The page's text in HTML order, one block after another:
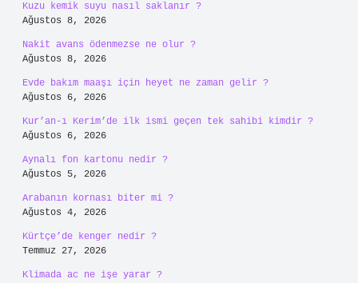
Kuzu kemik suyu nasıl saklanır ?
Ağustos 8, 2026
Nakit avans ödenmezse ne olur ?
Ağustos 8, 2026
Evde bakım maaşı için heyet ne zaman gelir ?
Ağustos 6, 2026
Kur’an-ı Kerim’de ilk ismi geçen tek sahibi kimdir ?
Ağustos 6, 2026
Aynalı fon kartonu nedir ?
Ağustos 5, 2026
Arabanın kornası biter mi ?
Ağustos 4, 2026
Kürtçe’de kenger nedir ?
Temmuz 27, 2026
Klimada ac ne işe yarar ?